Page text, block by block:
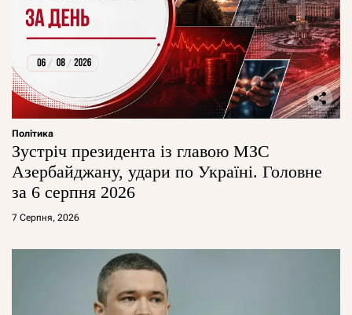
Політика
Зустріч президента із главою МЗС
Азербайджану, удари по Україні. Головне
за 6 серпня 2026
7 Серпня, 2026